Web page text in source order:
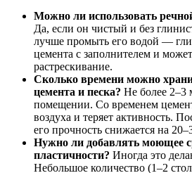
Можно ли использовать
Да, если он чистый и без
лучше промыть его водой —
цемента с заполнителем и
растрескивание.
Сколько времени можно
цемента и песка? Не более 2–3
помещении. Со временем
воздуха и теряет активность.
его прочность снижается на
Нужно ли добавлять моющее
пластичности? Иногда это
Небольшое количество (1–2